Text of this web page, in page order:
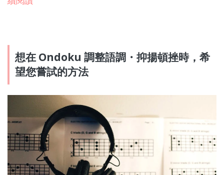
想在 Ondoku 調整語調・抑揚頓挫時，希
望您嘗試的方法